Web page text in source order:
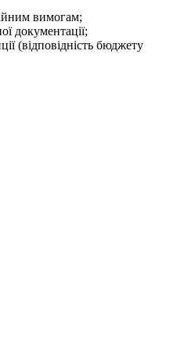
вимогам;
документації;
(відповідність бюджету